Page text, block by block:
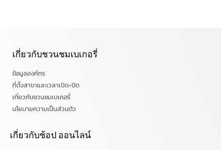
เกี่ยวกับชวนชมเบเกอรี่
ข้อมูลองค์กร
ที่ตั้งสาขาและเวลาเปิด-ปิด
เกี่ยวกับชวนชมเบเกอรี่
นโยบายความเป็นส่วนตัว
เกี่ยวกับช้อป ออนไลน์